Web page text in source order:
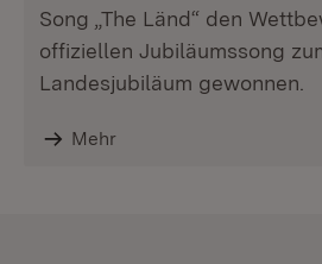
Song „The Länd“ den
offiziellen Jubiläumssong
Landesjubiläum gewonnen.
Mehr